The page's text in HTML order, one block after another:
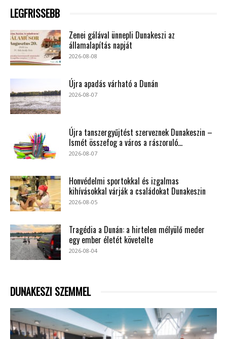
LEGFRISSEBB
Zenei gálával ünnepli Dunakeszi az
államalapítás napját
2026-08-08
Újra apadás várható a Dunán
2026-08-07
Újra tanszergyűjtést szerveznek Dunakeszin –
Ismét összefog a város a rászoruló...
2026-08-07
Honvédelmi sportokkal és izgalmas
kihívásokkal várják a családokat Dunakeszin
2026-08-05
Tragédia a Dunán: a hirtelen mélyülő meder
egy ember életét követelte
2026-08-04
DUNAKESZI SZEMMEL